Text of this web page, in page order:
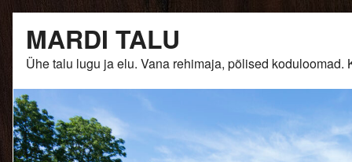
content
MARDI TALU
Ühe talu lugu ja elu. Vana rehimaja, põlised